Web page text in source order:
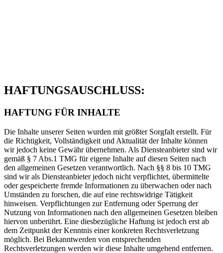
HAFTUNGSAUSCHLUSS:
HAFTUNG FÜR INHALTE
Die Inhalte unserer Seiten wurden mit größter Sorgfalt erstellt. Für
die Richtigkeit, Vollständigkeit und Aktualität der Inhalte können
wir jedoch keine Gewähr übernehmen. Als Diensteanbieter sind wir
gemäß § 7 Abs.1 TMG für eigene Inhalte auf diesen Seiten nach
den allgemeinen Gesetzen verantwortlich. Nach §§ 8 bis 10 TMG
sind wir als Diensteanbieter jedoch nicht verpflichtet, übermittelte
oder gespeicherte fremde Informationen zu überwachen oder nach
Umständen zu forschen, die auf eine rechtswidrige Tätigkeit
hinweisen. Verpflichtungen zur Entfernung oder Sperrung der
Nutzung von Informationen nach den allgemeinen Gesetzen bleiben
hiervon unberührt. Eine diesbezügliche Haftung ist jedoch erst ab
dem Zeitpunkt der Kenntnis einer konkreten Rechtsverletzung
möglich. Bei Bekanntwerden von entsprechenden
Rechtsverletzungen werden wir diese Inhalte umgehend entfernen.